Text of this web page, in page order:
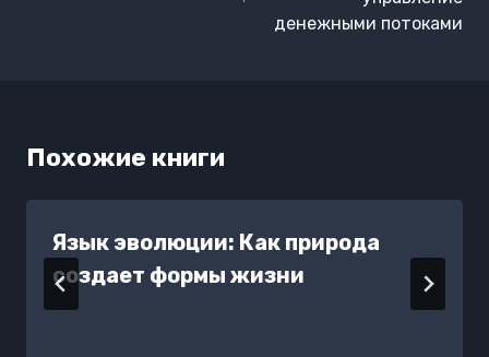
денежными потоками
Похожие книги
Язык эволюции: Как природа
создает формы жизни